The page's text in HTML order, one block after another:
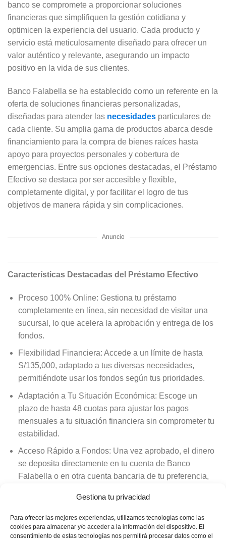
Gestiona tu privacidad
Para ofrecer las mejores experiencias, utilizamos tecnologías como las
cookies para almacenar y/o acceder a la información del dispositivo. El
consentimiento de estas tecnologías nos permitirá procesar datos como el
banco se compromete a proporcionar soluciones
financieras que simplifiquen la gestión cotidiana y
optimicen la experiencia del usuario. Cada producto y
servicio está meticulosamente diseñado para ofrecer un
valor auténtico y relevante, asegurando un impacto
positivo en la vida de sus clientes.
Banco Falabella se ha establecido como un referente en la
oferta de soluciones financieras personalizadas,
diseñadas para atender las necesidades particulares de
cada cliente. Su amplia gama de productos abarca desde
financiamiento para la compra de bienes raíces hasta
apoyo para proyectos personales y cobertura de
emergencias. Entre sus opciones destacadas, el Préstamo
Efectivo se destaca por ser accesible y flexible,
completamente digital, y por facilitar el logro de tus
objetivos de manera rápida y sin complicaciones.
Anuncio
Características Destacadas del Préstamo Efectivo
Proceso 100% Online: Gestiona tu préstamo
completamente en línea, sin necesidad de visitar una
sucursal, lo que acelera la aprobación y entrega de los
fondos.
Flexibilidad Financiera: Accede a un límite de hasta
S/135,000, adaptado a tus diversas necesidades,
permitiéndote usar los fondos según tus prioridades.
Adaptación a Tu Situación Económica: Escoge un
plazo de hasta 48 cuotas para ajustar los pagos
mensuales a tu situación financiera sin comprometer tu
estabilidad.
Acceso Rápido a Fondos: Una vez aprobado, el dinero
se deposita directamente en tu cuenta de Banco
Falabella o en otra cuenta bancaria de tu preferencia,
de comenzar a pagar hasta dos meses después del
desembolso, proporcionando alivio financiero en